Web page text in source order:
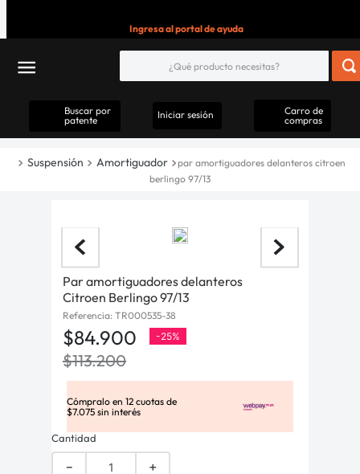
Ingresa al portal de ayuda
Buscar por
patente
Iniciar sesión
Carro de
compras
Suspensión Amortiguador
par amortiguadores delanteros citroen
berlingo 97/13
Par amortiguadores delanteros
Citroen Berlingo 97/13
Referencia: TR000535-38
$84.900 -25%
$113.200
Cómpralo en 12 cuotas de
$7.075 sin interés
Cantidad
＋
－